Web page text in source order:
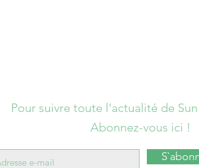
Pour suivre toute l'actualité de
Abonnez-vous ici !